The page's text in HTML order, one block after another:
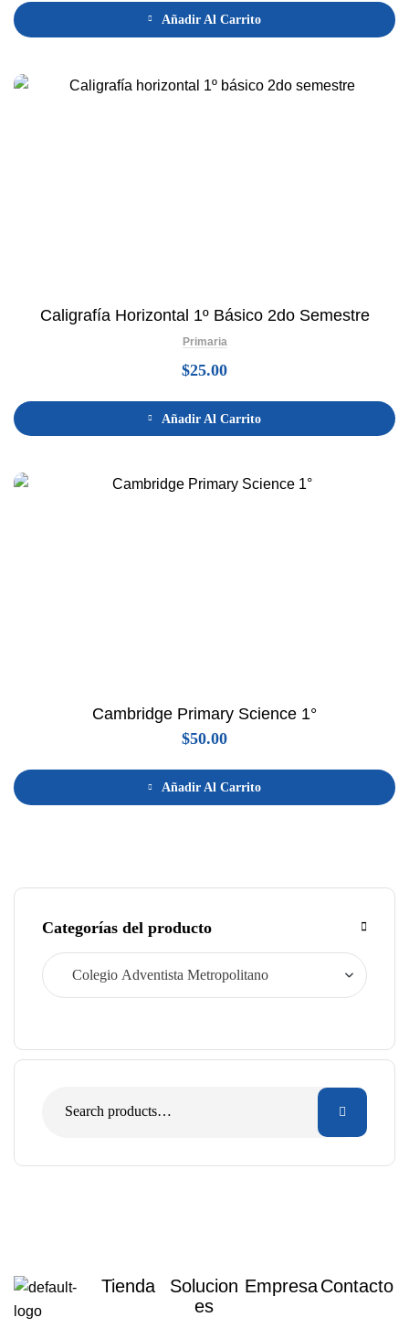
Añadir Al Carrito
Caligrafía Horizontal 1º Básico 2do Semestre
Primaria
$25.00
Añadir Al Carrito
Cambridge Primary Science 1°
$50.00
Añadir Al Carrito
Categorías del producto
Tienda
Solucion
es
Empresa Contacto